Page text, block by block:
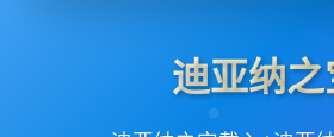
迪亚纳